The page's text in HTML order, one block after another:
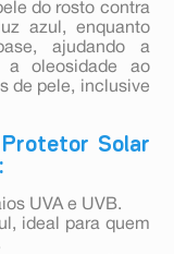
do rosto contra
azul, enquanto
ajudando a
a oleosidade ao
de pele, inclusive
Solar
UVA e UVB.
ideal para quem